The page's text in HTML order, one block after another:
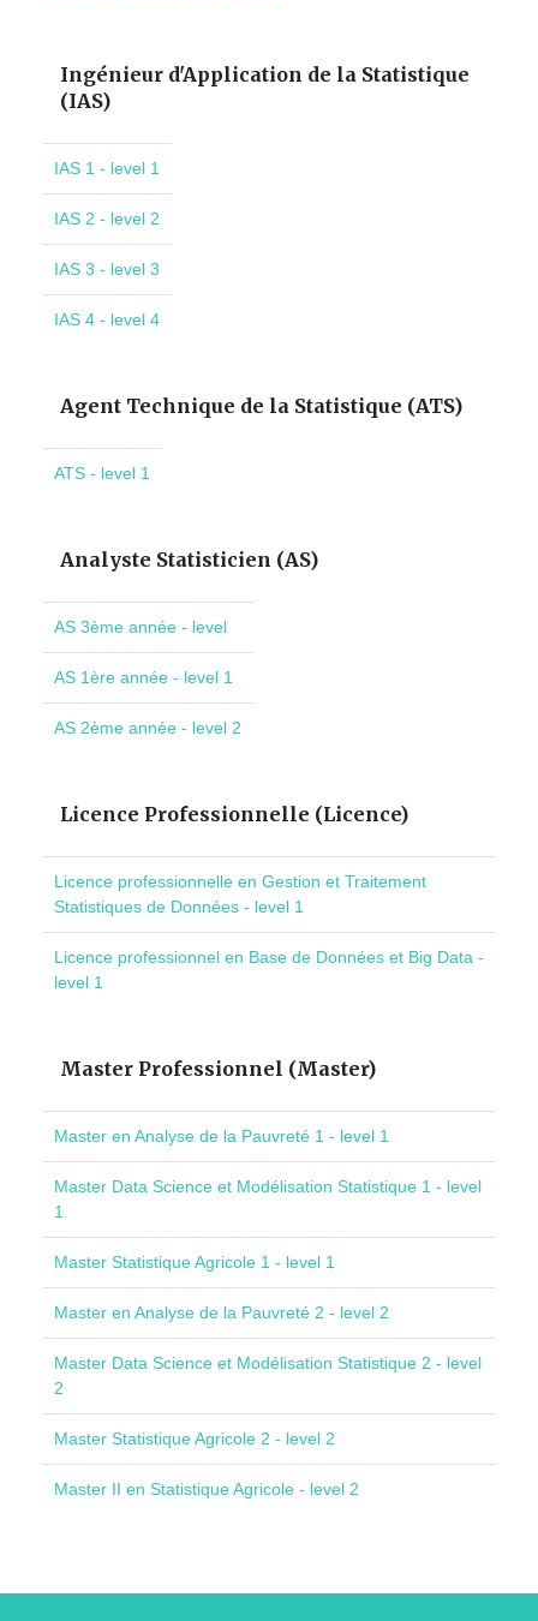
Ingénieur d'Application de la Statistique
(IAS)
IAS 1 - level 1
IAS 2 - level 2
IAS 3 - level 3
IAS 4 - level 4
Agent Technique de la Statistique (ATS)
ATS - level 1
Analyste Statisticien (AS)
AS 3ème année - level
AS 1ère année - level 1
AS 2ème année - level 2
Licence Professionnelle (Licence)
Licence professionnelle en Gestion et Traitement
Statistiques de Données - level 1
Licence professionnel en Base de Données et Big Data -
level 1
Master Professionnel (Master)
Master en Analyse de la Pauvreté 1 - level 1
Master Data Science et Modélisation Statistique 1 - level
1
Master Statistique Agricole 1 - level 1
Master en Analyse de la Pauvreté 2 - level 2
Master Data Science et Modélisation Statistique 2 - level
2
Master Statistique Agricole 2 - level 2
Master II en Statistique Agricole - level 2